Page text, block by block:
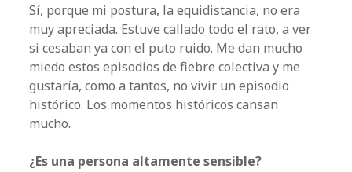
Sí, porque mi postura, la equidistancia, no era
muy apreciada. Estuve callado todo el rato, a ver
si cesaban ya con el puto ruido. Me dan mucho
miedo estos episodios de fiebre colectiva y me
gustaría, como a tantos, no vivir un episodio
histórico. Los momentos históricos cansan
mucho.
¿Es una persona altamente sensible?